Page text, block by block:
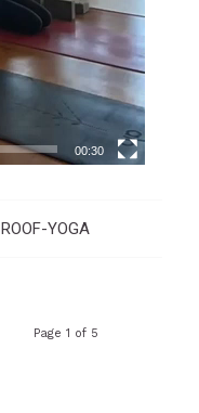
00:30
ROOF-YOGA
Page 1 of 5